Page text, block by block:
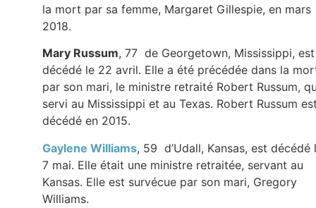
la mort par sa femme, Margaret Gillespie, en mars
2018.
Mary Russum, 77 de Georgetown, Mississippi, est
décédé le 22 avril. Elle a été précédée dans la
par son mari, le ministre retraité Robert Russum,
servi au Mississippi et au Texas. Robert Russum
décédé en 2015.
Gaylene Williams, 59 d’Udall, Kansas, est décédé
7 mai. Elle était une ministre retraitée, servant au
Kansas. Elle est survécue par son mari, Gregory
Williams.